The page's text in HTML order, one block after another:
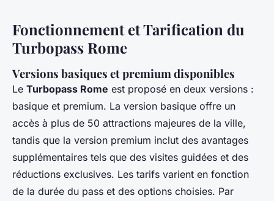
Fonctionnement et Tarification du
Turbopass Rome
Versions basiques et premium disponibles
Le Turbopass Rome est proposé en deux versions :
basique et premium. La version basique offre un
accès à plus de 50 attractions majeures de la ville,
tandis que la version premium inclut des avantages
supplémentaires tels que des visites guidées et des
réductions exclusives. Les tarifs varient en fonction
de la durée du pass et des options choisies. Par